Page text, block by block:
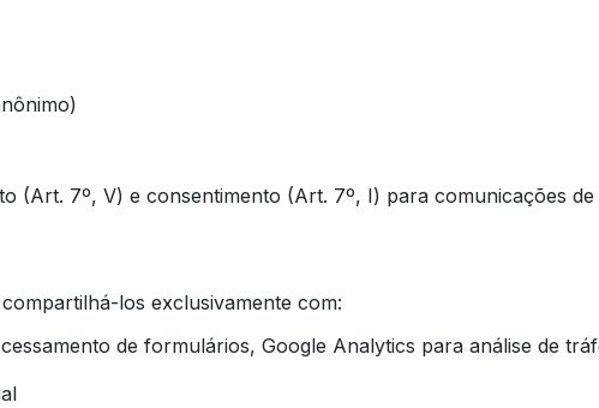
(Art. 7º, V) e consentimento (Art. 7º, I) para comunicações de
los exclusivamente com:
de formulários, Google Analytics para análise de